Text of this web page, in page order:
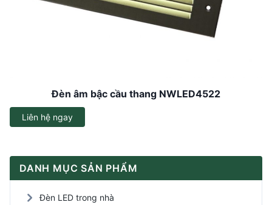
Đèn âm bậc cầu thang NWLED4522
Liên hệ ngay
DANH MỤC SẢN PHẨM
Đèn LED trong nhà